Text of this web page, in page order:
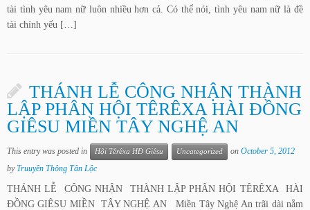
tài tình yêu nam nữ luôn nhiều hơn cả. Có thể nói, tình yêu nam nữ là đề
tài chính yếu […]
THÁNH LỄ CÔNG NHẬN THÀNH
LẬP PHÂN HỘI TÊRÊXA HÀI ĐỒNG
GIÊSU MIỀN TÂY NGHỆ AN
This entry was posted in Hội Têrêxa HĐ Giêsu Uncategorized on October 5, 2012
byTruuyền Thông Tân Lộc
THÁNH LỄ CÔNG NHẬN THÀNH LẬP PHÂN HỘI TÊRÊXA HÀI
ĐỒNG GIÊSU MIỀN TÂY NGHỆ AN Miền Tây Nghệ An trãi dài nằm